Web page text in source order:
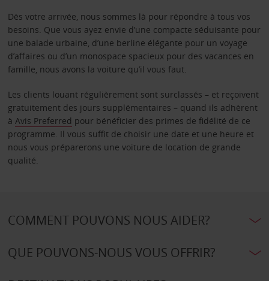
Dès votre arrivée, nous sommes là pour répondre à tous vos
besoins. Que vous ayez envie d’une compacte séduisante pour
une balade urbaine, d’une berline élégante pour un voyage
d’affaires ou d’un monospace spacieux pour des vacances en
famille, nous avons la voiture qu’il vous faut.
Les clients louant régulièrement sont surclassés – et reçoivent
gratuitement des jours supplémentaires – quand ils adhèrent
à Avis Preferred pour bénéficier des primes de fidélité de ce
programme. Il vous suffit de choisir une date et une heure et
nous vous préparerons une voiture de location de grande
qualité.
COMMENT POUVONS NOUS AIDER?
QUE POUVONS-NOUS VOUS OFFRIR?